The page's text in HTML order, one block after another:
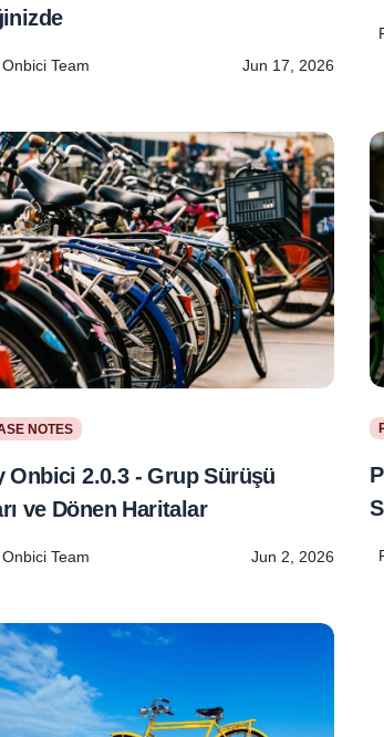
Team Jun 17, 2026
NOTES
Onbici 2.0.3 - Grup Sürüşü
ve Dönen Haritalar
Team Jun 2, 2026